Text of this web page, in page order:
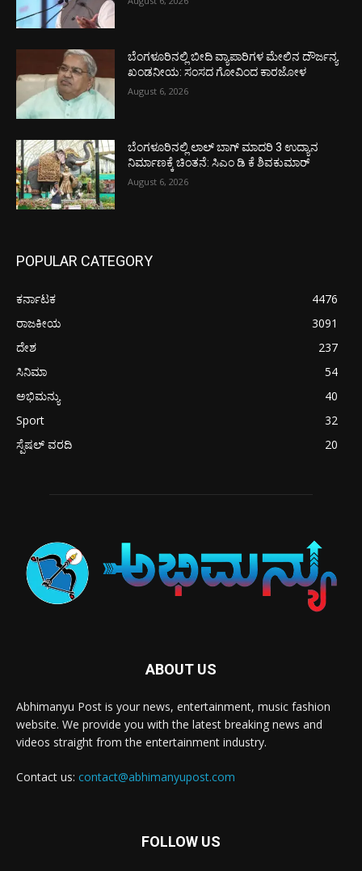
ಬೆಂಗಳೂರಿನಲ್ಲಿ ಬೀದಿ ವ್ಯಾಪಾರಿಗಳ ಮೇಲಿನ ದೌರ್ಜನ್ಯ
ಖಂಡನೀಯ: ಸಂಸದ ಗೋವಿಂದ ಕಾರಜೋಳ
August 6, 2026
ಬೆಂಗಳೂರಿನಲ್ಲಿ ಲಾಲ್ ಬಾಗ್ ಮಾದರಿ 3 ಉದ್ಯಾನ
ನಿರ್ಮಾಣಕ್ಕೆ ಚಿಂತನೆ: ಸಿಎಂ ಡಿ ಕೆ ಶಿವಕುಮಾರ್
August 6, 2026
POPULAR CATEGORY
ಕರ್ನಾಟಕ
4476
ರಾಜಕೀಯ
3091
ದೇಶ
237
ಸಿನಿಮಾ
54
ಅಭಿಮನ್ಯು
40
Sport
32
ಸ್ಪೆಷಲ್ ವರದಿ
20
ABOUT US
Abhimanyu Post is your news, entertainment, music fashion
website. We provide you with the latest breaking news and
videos straight from the entertainment industry.
Contact us: contact@abhimanyupost.com
FOLLOW US